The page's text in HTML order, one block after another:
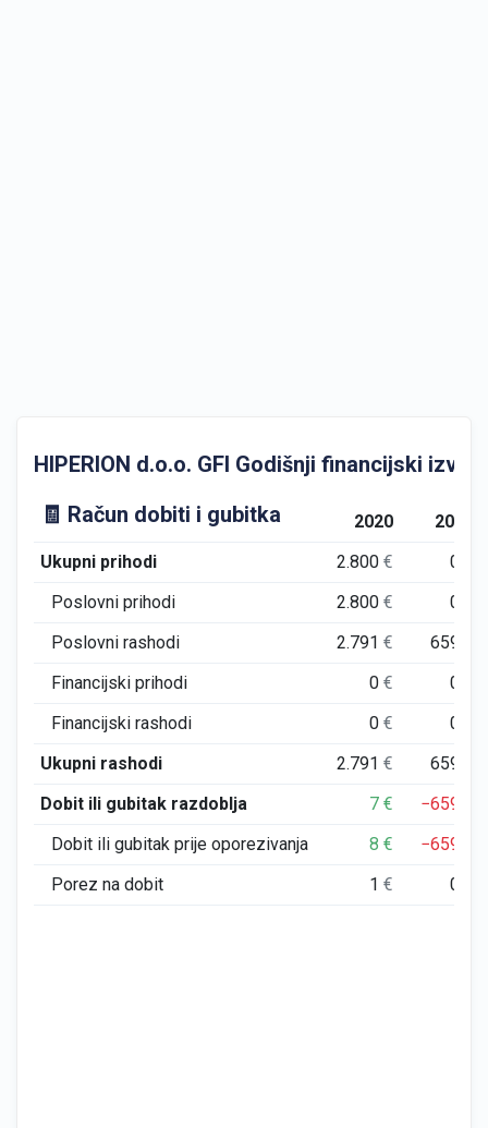
HIPERION d.o.o. GFI Godišnji financijski
🧾 Račun dobiti i gubitka
2020
2021
Ukupni prihodi
2.800€ 0
Poslovni prihodi
2.800€ 0
Poslovni rashodi
2.791€ 659
Financijski prihodi
0€ 0
Financijski rashodi
0€ 0
Ukupni rashodi
2.791€ 659
Dobit ili gubitak razdoblja
7€ −659
Dobit ili gubitak prije oporezivanja
8€ −659
Porez na dobit
1€ 0